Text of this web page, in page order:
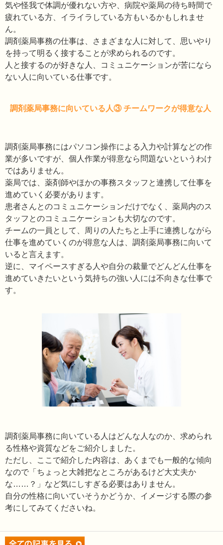
気や怪我で体調が優れない方や、病院や薬局の待ち時間で
疲れている方、イライラしている方もいるかもしれませ
ん。
調剤薬局事務の仕事は、さまざまな人に対して、思いやり
を持って明るく接することが求められるのです。
人と接するのが好きな人、コミュニケーションが苦になら
ない人に向いている仕事です。
調剤薬局事務に向いている人③ チームワークが得意な人
調剤薬局事務にはパソコン操作による入力や計算などの作
業が多いですが、個人作業が得意なら問題ないというわけ
ではありません。
薬局では、薬剤師やほかの事務スタッフと連携して仕事を
進めていく必要があります。
患者さんとのコミュニケーションだけでなく、薬局内のス
タッフとのコミュニケーションも大切なのです。
チームの一員として、周りの人たちと上手に連携しながら
仕事を進めていくのが得意な人は、調剤薬局事務に向いて
いると言えます。
逆に、マイペースすぎる人や自分の裁量でどんどん仕事を
進めていきたいという気持ちの強い人には不向きな仕事で
す。
調剤薬局事務に向いている人はどんな人なのか、求められ
る性格や資質などをご紹介しました。
ただし、ここで紹介した内容は、あくまでも一般的な傾向
なので「ちょっと大雑把なところがあるけど大丈夫か
な……？」など気にしすぎる必要はありません。
自分の性格に向いていそうかどうか、イメージする際の参
考にしてみてくださいね。